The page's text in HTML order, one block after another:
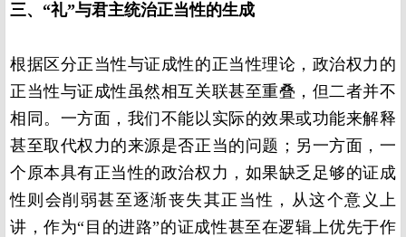
三、“礼”与君主统治正当性的生成
根据区分正当性与证成性的正当性理论，政治权力的
正当性与证成性虽然相互关联甚至重叠，但二者并不
相同。一方面，我们不能以实际的效果或功能来解释
甚至取代权力的来源是否正当的问题；另一方面，一
个原本具有正当性的政治权力，如果缺乏足够的证成
性则会削弱甚至逐渐丧失其正当性，从这个意义上
讲，作为“目的进路”的证成性甚至在逻辑上优先于作